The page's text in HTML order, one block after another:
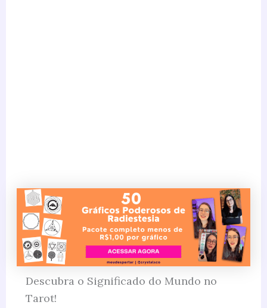
Descubra o Significado do Mundo no
Tarot!